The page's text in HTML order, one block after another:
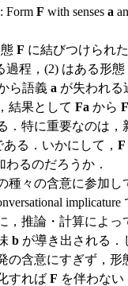
: Form F with senses a
F に結びつけられ
過程，(2) はある形態
ら語義 a が失われる
結果として Fa から
．特に重要なのは，
る．いかにして， F
わるのだろうか．
々の含意に参加し
，推論・計算によっ
b が導き出される．
の含意にすぎず，形
すれば F を伴わない